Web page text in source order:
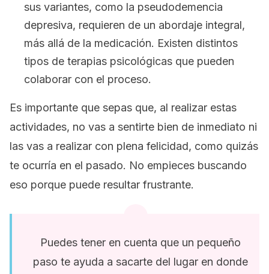
sus variantes, como la pseudodemencia
depresiva, requieren de un abordaje integral,
más allá de la medicación. Existen distintos
tipos de terapias psicológicas que pueden
colaborar con el proceso.
Es importante que sepas que, al realizar estas
actividades, no vas a sentirte bien de inmediato ni
las vas a realizar con plena felicidad, como quizás
te ocurría en el pasado. No empieces buscando
eso porque puede resultar frustrante.
Puedes tener en cuenta que un pequeño
paso te ayuda a sacarte del lugar en donde